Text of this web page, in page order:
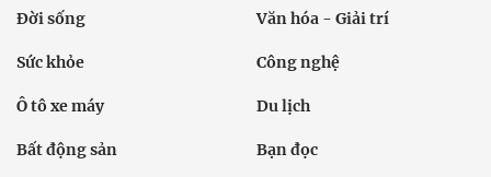
Đời sống Văn hóa - Giải trí
Sức khỏe Công nghệ
Ô tô xe máy Du lịch
Bất động sản Bạn đọc